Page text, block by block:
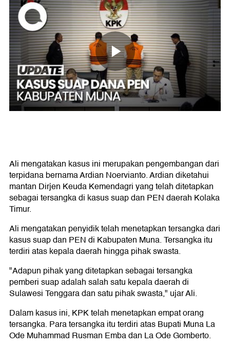
Ali mengatakan kasus ini merupakan pengembangan dari
terpidana bernama Ardian Noervianto. Ardian diketahui
mantan Dirjen Keuda Kemendagri yang telah ditetapkan
sebagai tersangka di kasus suap dan PEN daerah Kolaka
Timur.
Ali mengatakan penyidik telah menetapkan tersangka dari
kasus suap dan PEN di Kabupaten Muna. Tersangka itu
terdiri atas kepala daerah hingga pihak swasta.
"Adapun pihak yang ditetapkan sebagai tersangka
pemberi suap adalah salah satu kepala daerah di
Sulawesi Tenggara dan satu pihak swasta," ujar Ali.
Dalam kasus ini, KPK telah menetapkan empat orang
tersangka. Para tersangka itu terdiri atas Bupati Muna La
Ode Muhammad Rusman Emba dan La Ode Gomberto.